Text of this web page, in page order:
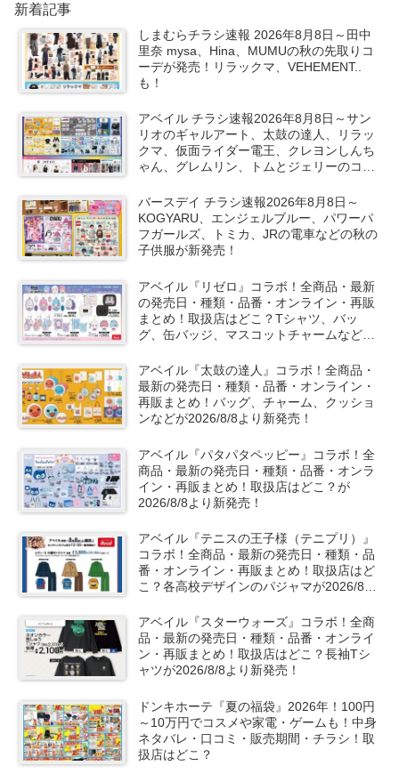
新着記事
しまむらチラシ速報 2026年8月8日～田中
里奈 mysa、Hina、MUMUの秋の先取りコ
ーデが発売！リラックマ、VEHEMENT..
も！
アベイル チラシ速報2026年8月8日～サン
リオのギャルアート、太鼓の達人、リラッ
クマ、仮面ライダー電王、クレヨンしんち
ゃん、グレムリン、トムとジェリーのコラ
バースデイ チラシ速報2026年8月8日～
KOGYARU、エンジェルブルー、パワーパ
フガールズ、トミカ、JRの電車などの秋の
子供服が新発売！
アベイル『リゼロ』コラボ！全商品・最新
の発売日・種類・品番・オンライン・再販
まとめ！取扱店はどこ？Tシャツ、バッ
グ、缶バッジ、マスコットチャームなどが
アベイル『太鼓の達人』コラボ！全商品・
最新の発売日・種類・品番・オンライン・
再販まとめ！バッグ、チャーム、クッショ
ンなどが2026/8/8より新発売！
アベイル『パタパタペッピー』コラボ！全
商品・最新の発売日・種類・品番・オンラ
イン・再販まとめ！取扱店はどこ？が
2026/8/8より新発売！
アベイル『テニスの王子様（テニプリ）』
コラボ！全商品・最新の発売日・種類・品
番・オンライン・再販まとめ！取扱店はど
こ？各高校デザインのパジャマが2026/8/8
アベイル『スターウォーズ』コラボ！全商
品・最新の発売日・種類・品番・オンライ
ン・再販まとめ！取扱店はどこ？長袖Tシ
ャツが2026/8/8より新発売！
ドンキホーテ『夏の福袋』2026年！100円
～10万円でコスメや家電・ゲームも！中身
ネタバレ・口コミ・販売期間・チラシ！取
扱店はどこ？